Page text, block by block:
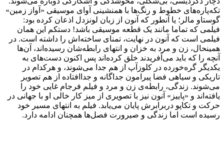
تکه‌پاره‌های خطوط و رنگ‌ها با همنشینی آوای موسیقی «آواز زمین»
گوستاو مالر؛ یا آنطور که آنون از زبان لونزدل اذعان کرده بود:
فیلمی که تماما مانند یک قطعه موسیقی باشد! دستکم این همان
فیلمی است که آنون در نهایت، تمنای ساخته‌اش را داشته است. در
همینحال، زن و مرد به خزان و انتهای رابطه‌شان رسیده‌اند، آن‌ها
آنچه را که باید می‌آفریدند خلق کرده‌اند پس اکنون دست‌های به
یکدیگر گره‌خورده در کلوزآپ از هم جدا می‌شوند، و هرکدام در
تاریکی و سیاهی فضا پیرامون جداگانه و جداافتاده از هم تصویر
می‌شوند. زندگی، رابطه‌ی زن و مرد و فیلم فرجام غایی خود را
یافته‌اند و «پاییز» آنون نیز با تصویری از میز کار خالی او با جهانی در
حرکت و تکاپو دربرابرش پایان می‌یابد. فیلم به انتهای مسیر خود
رسیده است اما زندگی و صیرورت فصل‌ها همچنان ادامه دارد.